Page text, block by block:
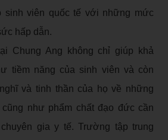
sinh viên quốc tế với những mức
hấp dẫn.
Chung Ang không chỉ giúp khả
tiềm năng của sinh viên và còn
và tinh thần của họ về những
cũng như phẩm chất đạo đức cần
gia y tế. Trường tập trung